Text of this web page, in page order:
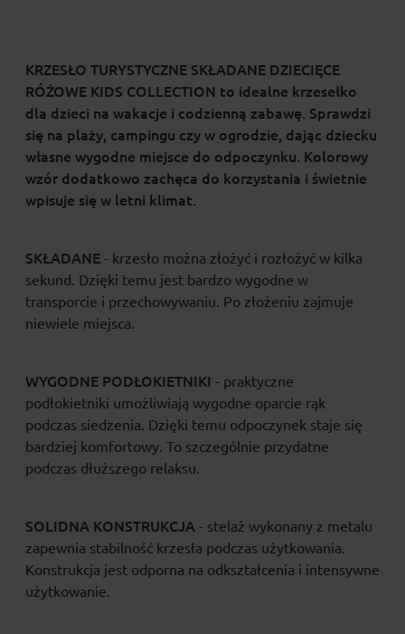
KRZESŁO TURYSTYCZNE SKŁADANE DZIECIĘCE
RÓŻOWE KIDS COLLECTION to idealne krzesełko
dla dzieci na wakacje i codzienną zabawę. Sprawdzi
się na plaży, campingu czy w ogrodzie, dając dziecku
własne wygodne miejsce do odpoczynku. Kolorowy
wzór dodatkowo zachęca do korzystania i świetnie
wpisuje się w letni klimat.
SKŁADANE - krzesło można złożyć i rozłożyć w kilka
sekund. Dzięki temu jest bardzo wygodne w
transporcie i przechowywaniu. Po złożeniu zajmuje
niewiele miejsca.
WYGODNE PODŁOKIETNIKI - praktyczne
podłokietniki umożliwiają wygodne oparcie rąk
podczas siedzenia. Dzięki temu odpoczynek staje się
bardziej komfortowy. To szczególnie przydatne
podczas dłuższego relaksu.
SOLIDNA KONSTRUKCJA - stelaż wykonany z metalu
zapewnia stabilność krzesła podczas użytkowania.
Konstrukcja jest odporna na odkształcenia i intensywne
użytkowanie.